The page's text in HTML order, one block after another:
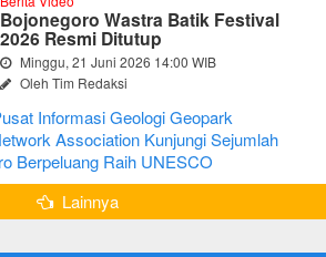
Bojonegoro Wastra Batik Festival
2026 Resmi Ditutup
Minggu, 21 Juni 2026 14:00 WIB
Oleh Tim Redaksi
Informasi Geologi Geopark
Association Kunjungi Sejumlah
Berpeluang Raih UNESCO
Lainnya